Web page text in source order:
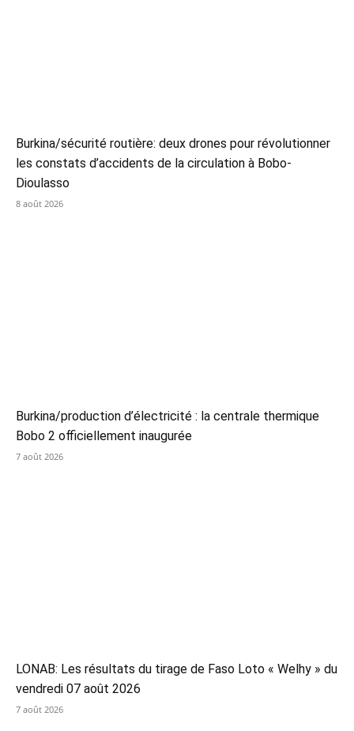
Burkina/sécurité routière: deux drones pour révolutionner
les constats d’accidents de la circulation à Bobo-
Dioulasso
8 août 2026
Burkina/production d’électricité : la centrale thermique
Bobo 2 officiellement inaugurée
7 août 2026
LONAB: Les résultats du tirage de Faso Loto « Welhy » du
vendredi 07 août 2026
7 août 2026